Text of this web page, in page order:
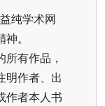
纯学术网
。
有作品，
明作者、出
作者本人书